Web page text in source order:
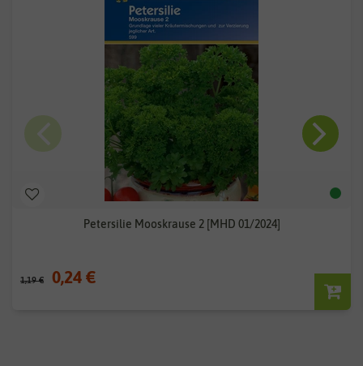
Petersilie Mooskrause 2 [MHD 01/2024]
1,19 € 0,24 €